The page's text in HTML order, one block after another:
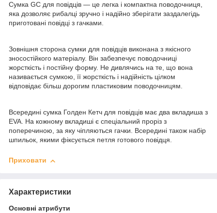
Сумка GC для повідців — це легка і компактна поводочниця,
яка дозволяє рибалці зручно і надійно зберігати заздалегідь
приготовані повідці з гачками.
Зовнішня сторона сумки для повідців виконана з якісного
зносостійкого матеріалу. Він забезпечує поводочниці
жорсткість і постійну форму. Не дивлячись на те, що вона
називається сумкою, її жорсткість і надійність цілком
відповідає більш дорогим пластиковим поводочницям.
Всередині сумка Голден Кетч для повідців має два вкладиша з
EVA. На кожному вкладиші є спеціальний проріз з
поперечиною, за яку чіпляються гачки. Всередині також набір
шпильок, якими фіксується петля готового повідця.
Приховати
Характеристики
Основні атрибути